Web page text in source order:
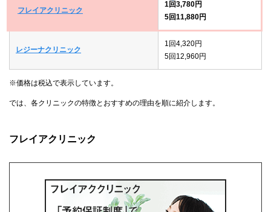
フレイアクリニック
1回3,780円
5回11,880円
レジーナクリニック
1回4,320円
5回12,960円
※価格は税込で表示しています。
では、各クリニックの特徴とおすすめの理由を順に紹介します。
フレイアクリニック